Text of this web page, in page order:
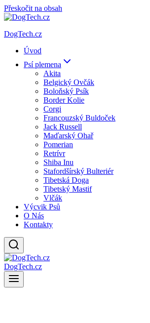
Přeskočit na obsah
DogTech.cz
Úvod
Psí plemena
Akita
Belgický Ovčák
Boloňský Psík
Border Kolie
Corgi
Francouzský Buldoček
Jack Russell
Maďarský Ohař
Pomerian
Retrívr
Shiba Inu
Stafordšírský Bulteriér
Tibetská Doga
Tibetský Mastif
Vlčák
Výcvik Psů
O Nás
Kontakty
DogTech.cz